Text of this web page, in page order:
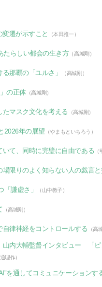
遷が示すこと （本田雅一）
たらしい都会の生き方（高城剛）
那覇の「ユルさ」 （高城剛）
の正体（高城剛）
マスク文化を考える （高城剛）
2026年の展望 （やまもといちろう）
いて、同時に完璧に自由である
場限りのよく知らない人の戯言
謙虚さ」 （山中教子）
（高城剛）
律神経をコントロールする （高
山内大輔監督インタビュー 「
理作）
を通してコミュニケーションす